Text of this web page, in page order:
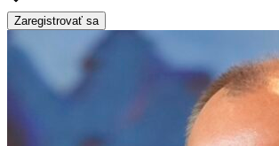
Zaregistrovať sa